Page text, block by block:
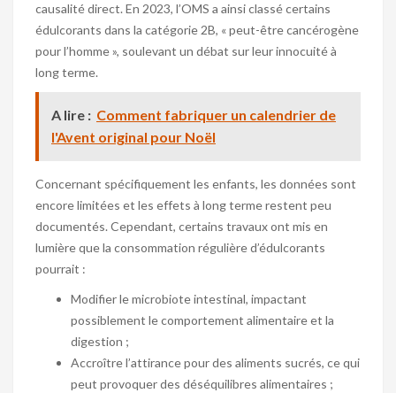
causalité direct. En 2023, l’OMS a ainsi classé certains
édulcorants dans la catégorie 2B, « peut-être cancérogène
pour l’homme », soulevant un débat sur leur innocuité à
long terme.
A lire : Comment fabriquer un calendrier de
l'Avent original pour Noël
Concernant spécifiquement les enfants, les données sont
encore limitées et les effets à long terme restent peu
documentés. Cependant, certains travaux ont mis en
lumière que la consommation régulière d’édulcorants
pourrait :
Modifier le microbiote intestinal, impactant
possiblement le comportement alimentaire et la
digestion ;
Accroître l’attirance pour des aliments sucrés, ce qui
peut provoquer des déséquilibres alimentaires ;